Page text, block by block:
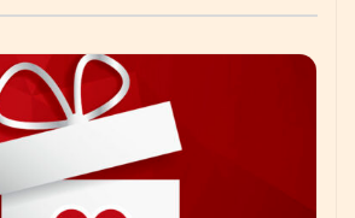
en el sector